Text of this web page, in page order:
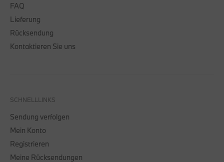
FAQ
Lieferung
Rücksendung
Kontaktieren Sie uns
SCHNELLLINKS
Sendung verfolgen
Mein Konto
Registrieren
Meine Rücksendungen